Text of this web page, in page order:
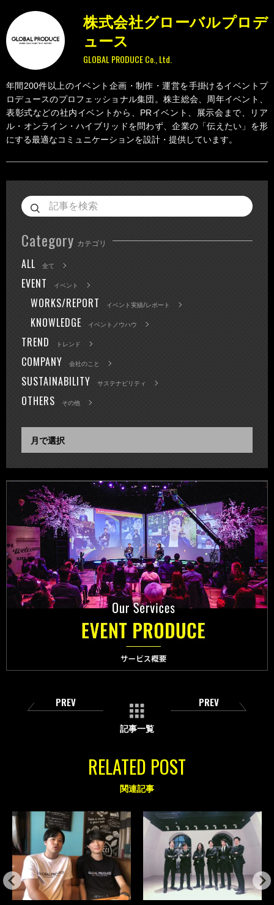
GLOBAL PRODUCE Co., Ltd.
株式会社グローバルプロデ
ュース
年間200件以上のイベント企画・制作・運営を手掛けるイベントプ
ロデュースのプロフェッショナル集団。株主総会、周年イベント、
表彰式などの社内イベントから、PRイベント、展示会まで、リア
ル・オンライン・ハイブリッドを問わず、企業の「伝えたい」を形
にする最適なコミュニケーションを設計・提供しています。
Category カテゴリ
ALL 全て
EVENT イベント
WORKS/REPORT イベント実績/レポート
KNOWLEDGE イベントノウハウ
TREND トレンド
COMPANY 会社のこと
SUSTAINABILITY サステナビリティ
OTHERS その他
PREV
記事一覧
PREV
RELATED POST
関連記事